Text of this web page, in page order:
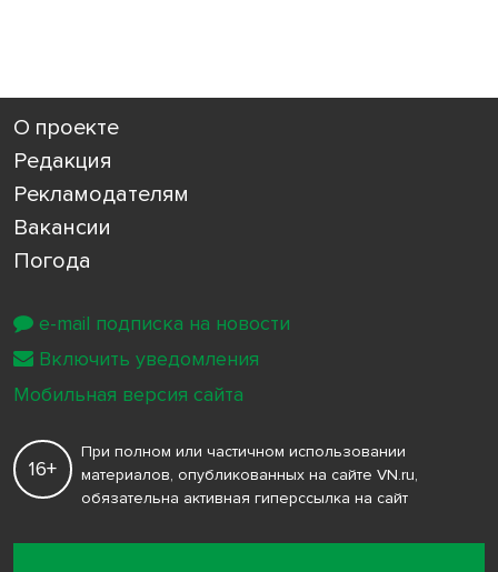
О проекте
Редакция
Рекламодателям
Вакансии
Погода
16+
При полном или частичном использовании
материалов, опубликованных на сайте VN.ru,
обязательна активная гиперссылка на сайт
e-mail подписка на новости
Включить уведомления
Мобильная версия сайта